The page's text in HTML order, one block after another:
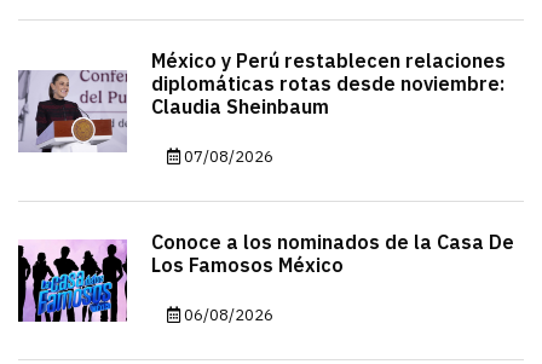
México y Perú restablecen relaciones
diplomáticas rotas desde noviembre:
Claudia Sheinbaum
07/08/2026
Conoce a los nominados de la Casa De
Los Famosos México
06/08/2026